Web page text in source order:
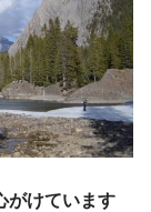
がけています